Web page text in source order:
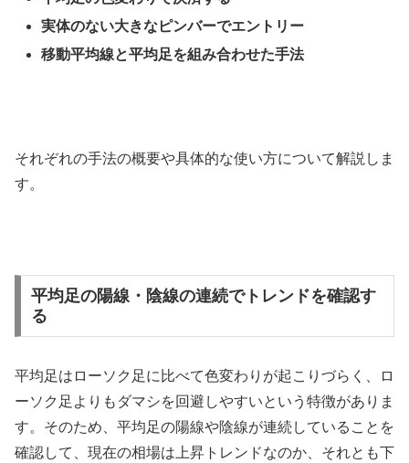
実体のない大きなピンバーでエントリー
移動平均線と平均足を組み合わせた手法
それぞれの手法の概要や具体的な使い方について解説しま
す。
平均足の陽線・陰線の連続でトレンドを確認す
る
平均足はローソク足に比べて色変わりが起こりづらく、ロ
ーソク足よりもダマシを回避しやすいという特徴がありま
す。そのため、平均足の陽線や陰線が連続していることを
確認して、現在の相場は上昇トレンドなのか、それとも下